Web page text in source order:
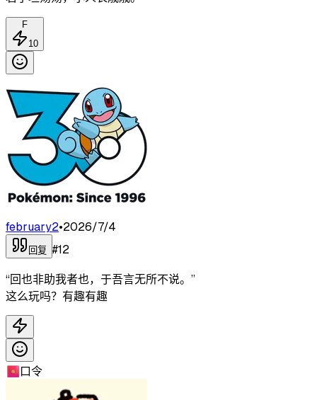
F
10
february2•2026/7/4
回复 #12
“回也非助我者也，于吾言无所不说。”
这么玩吗？有趣有趣
🧧口令